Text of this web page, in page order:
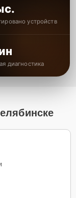
устройств
диагностика